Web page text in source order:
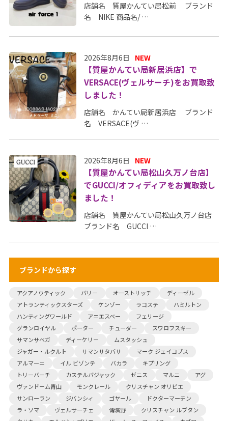
店舗名 質屋かんてい局松前 ブランド
名 NIKE 商品名/ …
2026年8月6日 NEW
【質屋かんてい局新居浜店】で
VERSACE(ヴェルサーチ)をお買取致
しました！
店舗名 かんてい局新居浜店 ブランド
名 VERSACE(ヴ …
2026年8月6日 NEW
【質屋かんてい局松山久万ノ台店】
でGUCCI/オフィディアをお買取致し
ました！
店舗名 質屋かんてい局松山久万ノ台店
ブランド名 GUCCI …
ブランドから探す
アクアノウティック バリー オーストリッチ
ディーゼル
アトランティックスターズ
ケンゾー ラコステ
ハミルトン
ハンティングワールド
アニエスベー
フェリージ
グランロイヤル
ポーター チューダー
スワロフスキー
サマンサベガ
ディーケリー
ムスタッシュ
ジャガー・ルクルト
サマンサタバサ
マーク ジェイコブス
アルマーニ
イル ビゾンテ バカラ
キプリング
トリーバーチ
カステルバジャック ゼニス マルニ
アグ
ヴァンドーム青山
モンクレール
クリスチャン オリビエ
サンローラン
ジバンシィ ゴヤール
ドクターマーチン
ラ・ソマ
ヴェルサーチェ 傳濱野
クリスチャン ルブタン